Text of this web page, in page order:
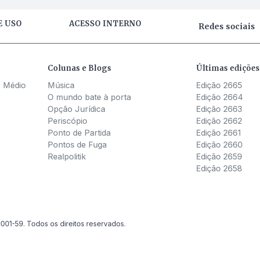
USO ACESSO INTERNO Redes sociais
Médio
Colunas e Blogs
Música
O mundo bate à porta
Opção Jurídica
Periscópio
Ponto de Partida
Pontos de Fuga
Realpolitik
Últimas edições
Edição 2665
Edição 2664
Edição 2663
Edição 2662
Edição 2661
Edição 2660
Edição 2659
Edição 2658
59. Todos os direitos reservados.